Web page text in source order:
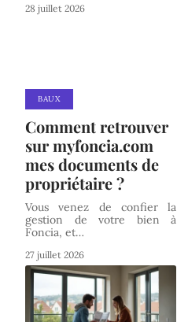
28 juillet 2026
BAUX
Comment retrouver
sur myfoncia.com
mes documents de
propriétaire ?
Vous venez de confier la
gestion de votre bien à
Foncia, et…
27 juillet 2026